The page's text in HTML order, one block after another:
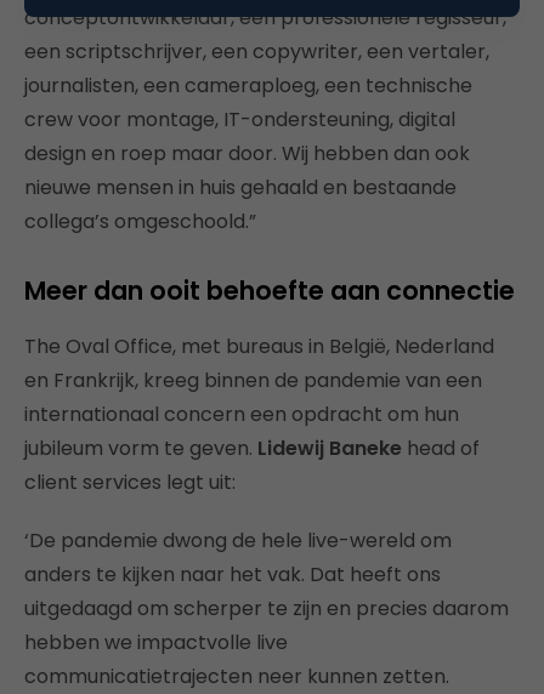
conceptontwikkelaar, een professionele regisseur,
een scriptschrijver, een copywriter, een vertaler,
journalisten, een cameraploeg, een technische
crew voor montage, IT-ondersteuning, digital
design en roep maar door. Wij hebben dan ook
nieuwe mensen in huis gehaald en bestaande
collega’s omgeschoold.”
Meer dan ooit behoefte aan connectie
The Oval Office, met bureaus in België, Nederland
en Frankrijk, kreeg binnen de pandemie van een
internationaal concern een opdracht om hun
jubileum vorm te geven. Lidewij Baneke head of
client services legt uit:
‘De pandemie dwong de hele live-wereld om
anders te kijken naar het vak. Dat heeft ons
uitgedaagd om scherper te zijn en precies daarom
hebben we impactvolle live
communicatietrajecten neer kunnen zetten.